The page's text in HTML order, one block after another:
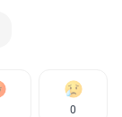
0